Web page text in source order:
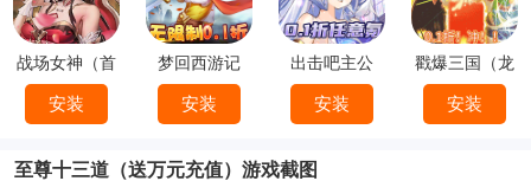
战场女神（首
续0.1折）
安装
梦回西游记
（0.1折）
安装
出击吧主公
（0.1折）
安装
戳爆三国（龙
婿叫你0.1折）
安装
至尊十三道（送万元充值）游戏截图